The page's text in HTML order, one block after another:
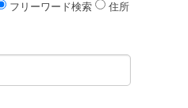
フリーワード検索
住所